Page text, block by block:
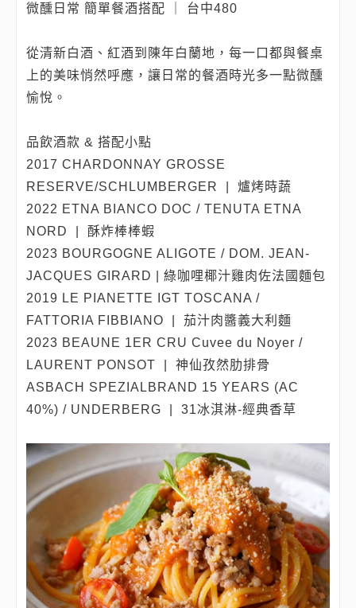
微醺日常 簡單餐酒搭配 ｜ 台中480
從清新白酒、紅酒到陳年白蘭地，每一口都與餐桌
上的美味悄然呼應，讓日常的餐酒時光多一點微醺
愉悅。
品飲酒款 & 搭配小點
2017 CHARDONNAY GROSSE
RESERVE/SCHLUMBERGER | 爐烤時蔬
2022 ETNA BIANCO DOC / TENUTA ETNA
NORD | 酥炸棒棒蝦
2023 BOURGOGNE ALIGOTE / DOM. JEAN-
JACQUES GIRARD | 綠咖哩椰汁雞肉佐法國麵包
2019 LE PIANETTE IGT TOSCANA /
FATTORIA FIBBIANO | 茄汁肉醬義大利麵
2023 BEAUNE 1ER CRU Cuvee du Noyer /
LAURENT PONSOT | 神仙孜然肋排骨
ASBACH SPEZIALBRAND 15 YEARS (AC
40%) / UNDERBERG |31冰淇淋-經典香草